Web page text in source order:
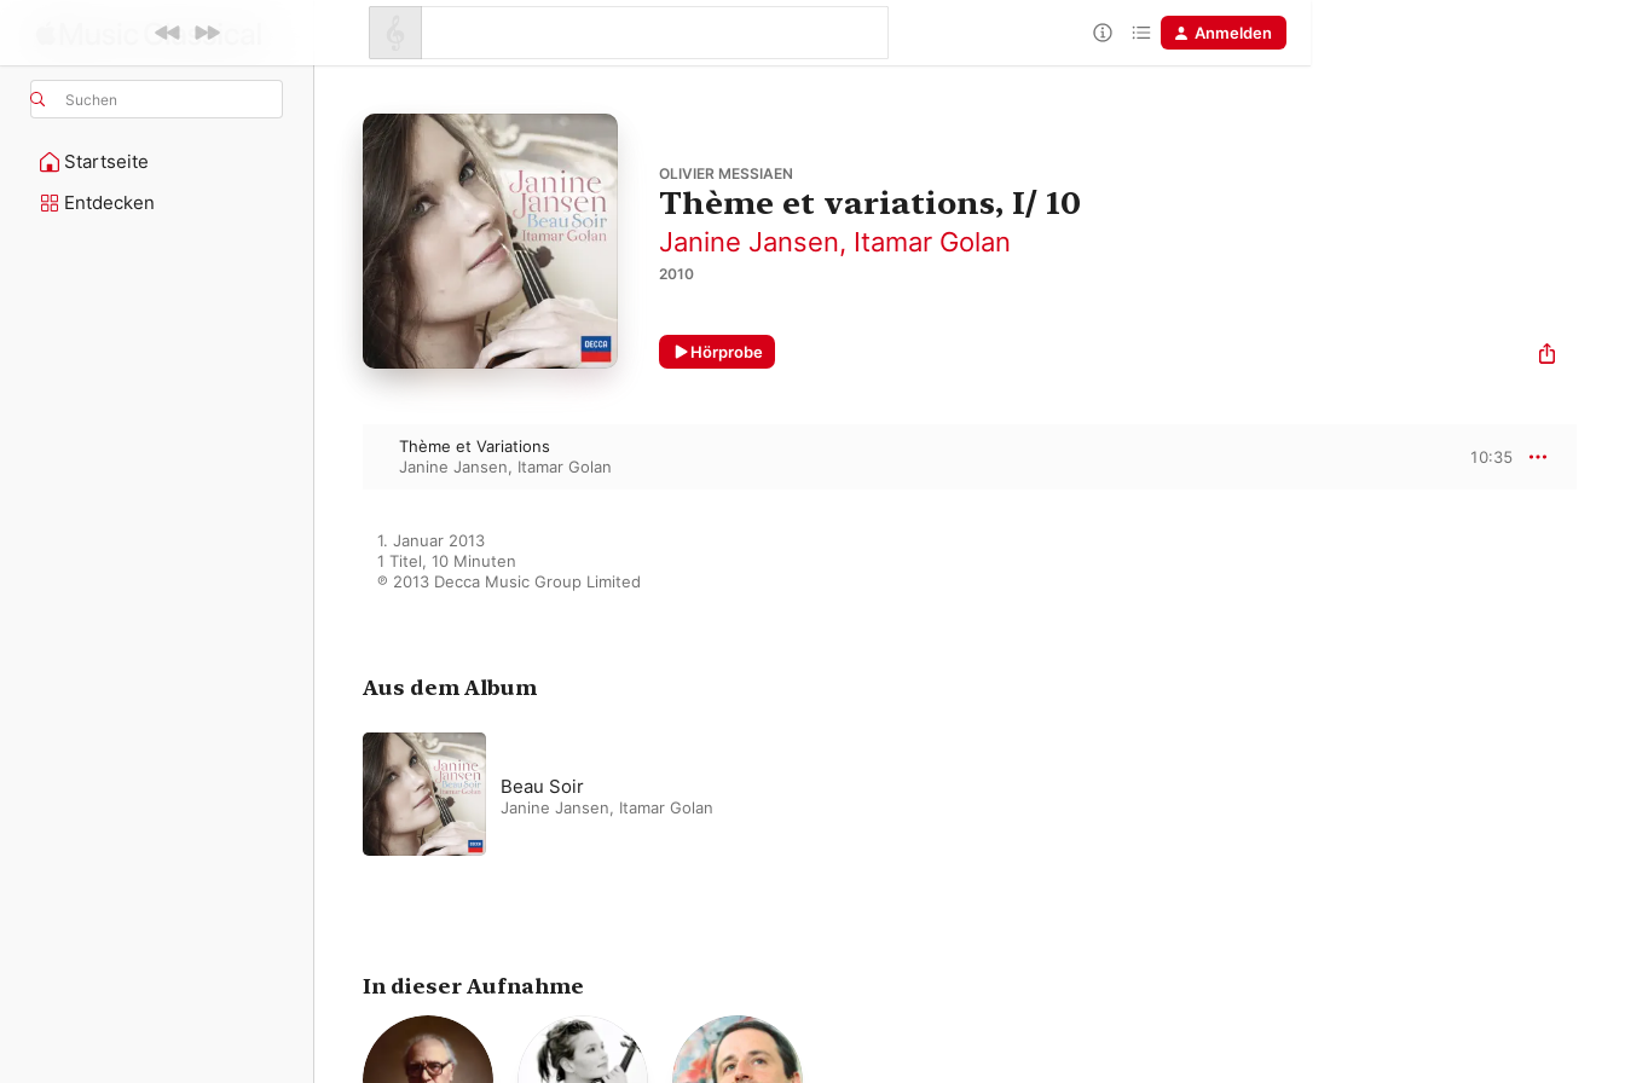
Suchen
Startseite
Entdecken
Anmelden
OLIVIER MESSIAEN
Thème et variations, I/ 10
Janine Jansen, Itamar Golan
2010
Hörprobe
Thème et Variations
Janine Jansen, Itamar Golan
10:35
1. Januar 2013
1 Titel, 10 Minuten
℗ 2013 Decca Music Group Limited
Aus dem Album
Beau Soir
Janine Jansen, Itamar Golan
In dieser Aufnahme